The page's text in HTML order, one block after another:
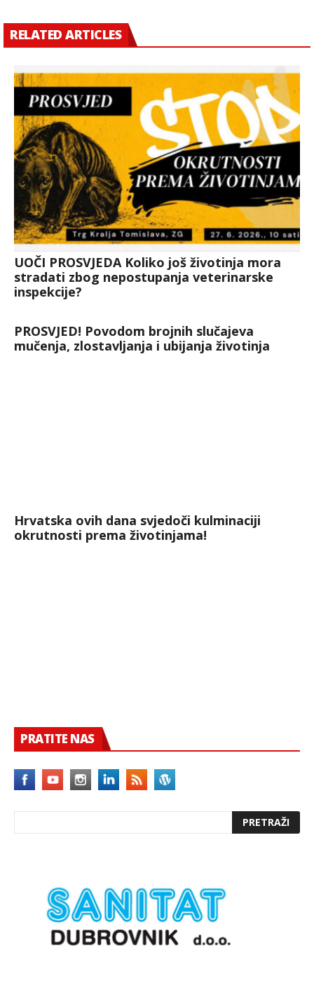
RELATED ARTICLES
UOČI PROSVJEDA Koliko još životinja mora
stradati zbog nepostupanja veterinarske
inspekcije?
PROSVJED! Povodom brojnih slučajeva
mučenja, zlostavljanja i ubijanja životinja
Hrvatska ovih dana svjedoči kulminaciji
okrutnosti prema životinjama!
PRATITE NAS